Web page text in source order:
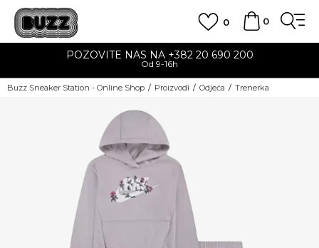
0
0
POZOVITE NAS NA +382 20 690 200
Od 9-16h
Buzz Sneaker Station - Online Shop Proizvodi Odjeća Trenerka